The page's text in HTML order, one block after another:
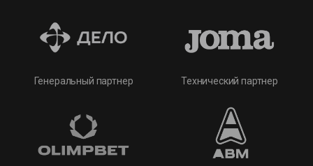
Генеральный партнер Технический партнер